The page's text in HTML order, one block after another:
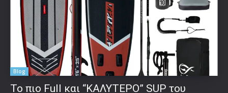
Blog
To πιο Full και “ΚΑΛΥΤΕΡΟ” SUP του